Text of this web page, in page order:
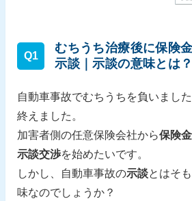
Q1
むちうち治療後に保険
示談｜示談の意味とは？
自動車事故でむちうちを負いまし
終えました。
加害者側の任意保険会社から保険金
示談交渉を始めたいです。
しかし、自動車事故の示談とはそ
味なのでしょうか？